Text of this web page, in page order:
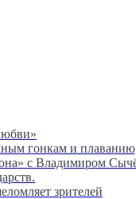
гонкам и плаванию,
с Владимиром
зрителей